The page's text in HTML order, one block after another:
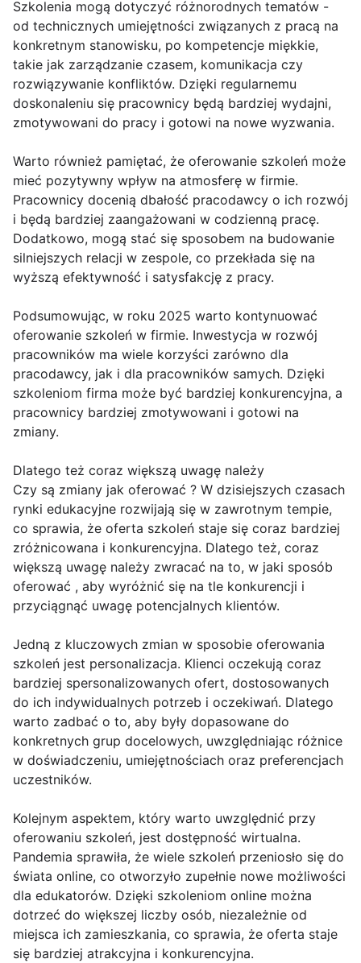
Szkolenia mogą dotyczyć różnorodnych tematów -
od technicznych umiejętności związanych z pracą na
konkretnym stanowisku, po kompetencje miękkie,
takie jak zarządzanie czasem, komunikacja czy
rozwiązywanie konfliktów. Dzięki regularnemu
doskonaleniu się pracownicy będą bardziej wydajni,
zmotywowani do pracy i gotowi na nowe wyzwania.
Warto również pamiętać, że oferowanie szkoleń może
mieć pozytywny wpływ na atmosferę w firmie.
Pracownicy docenią dbałość pracodawcy o ich rozwój
i będą bardziej zaangażowani w codzienną pracę.
Dodatkowo, mogą stać się sposobem na budowanie
silniejszych relacji w zespole, co przekłada się na
wyższą efektywność i satysfakcję z pracy.
Podsumowując, w roku 2025 warto kontynuować
oferowanie szkoleń w firmie. Inwestycja w rozwój
pracowników ma wiele korzyści zarówno dla
pracodawcy, jak i dla pracowników samych. Dzięki
szkoleniom firma może być bardziej konkurencyjna, a
pracownicy bardziej zmotywowani i gotowi na
zmiany.
Dlatego też coraz większą uwagę należy
Czy są zmiany jak oferować ? W dzisiejszych czasach
rynki edukacyjne rozwijają się w zawrotnym tempie,
co sprawia, że oferta szkoleń staje się coraz bardziej
zróżnicowana i konkurencyjna. Dlatego też, coraz
większą uwagę należy zwracać na to, w jaki sposób
oferować , aby wyróżnić się na tle konkurencji i
przyciągnąć uwagę potencjalnych klientów.
Jedną z kluczowych zmian w sposobie oferowania
szkoleń jest personalizacja. Klienci oczekują coraz
bardziej spersonalizowanych ofert, dostosowanych
do ich indywidualnych potrzeb i oczekiwań. Dlatego
warto zadbać o to, aby były dopasowane do
konkretnych grup docelowych, uwzględniając różnice
w doświadczeniu, umiejętnościach oraz preferencjach
uczestników.
Kolejnym aspektem, który warto uwzględnić przy
oferowaniu szkoleń, jest dostępność wirtualna.
Pandemia sprawiła, że wiele szkoleń przeniosło się do
świata online, co otworzyło zupełnie nowe możliwości
dla edukatorów. Dzięki szkoleniom online można
dotrzeć do większej liczby osób, niezależnie od
miejsca ich zamieszkania, co sprawia, że oferta staje
się bardziej atrakcyjna i konkurencyjna.